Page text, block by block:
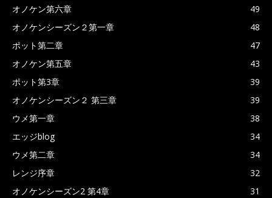
オノケン第六章
49
オノケンシーズン２第一章
48
ポット第二章
47
オノケン第五章
43
ポット第3章
39
オノケンシーズン２ 第三章
39
ウメ第一章
38
エッジblog
34
ウメ第二章
34
レンジ序章
32
オノケンシーズン2 第4章
31